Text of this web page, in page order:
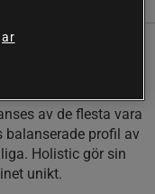
av de flesta vara
balanserade profil av
Holistic gör sin
unikt.